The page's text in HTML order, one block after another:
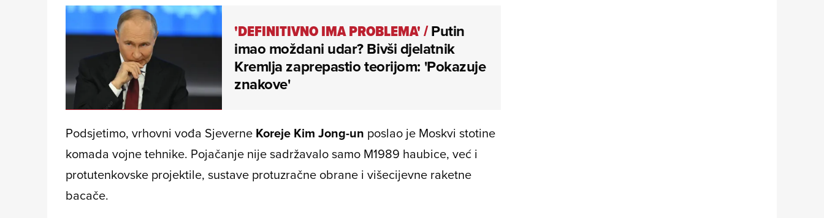
'DEFINITIVNO IMA PROBLEMA'/Putin
imao moždani udar? Bivši djelatnik
Kremlja zaprepastio teorijom: 'Pokazuje
znakove'
Podsjetimo, vrhovni vođa Sjeverne Koreje Kim Jong-un poslao je Moskvi stotine
komada vojne tehnike. Pojačanje nije sadržavalo samo M1989 haubice, već i
protutenkovske projektile, sustave protuzračne obrane i višecijevne raketne
bacače.